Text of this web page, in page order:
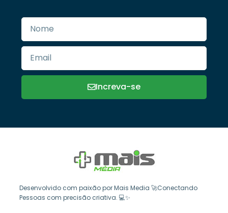
Increva-se
Desenvolvido com paixão por Mais Media 🚀Conectando
Pessoas com precisão criativa. 💻✨